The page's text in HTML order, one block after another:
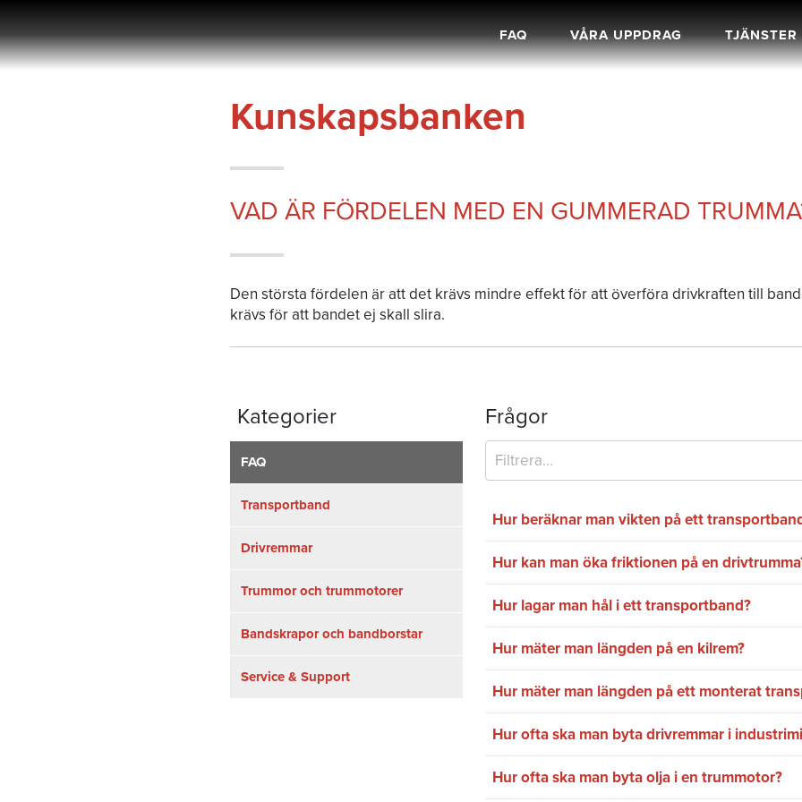
innehållet
FAQ VÅRA UPPDRAG TJÄNSTER
Kunskapsbanken
VAD ÄR FÖRDELEN MED EN GUMMERAD
Den största fördelen är att det krävs mindre effekt för att överföra drivkraften till
krävs för att bandet ej skall slira.
Kategorier
FAQ
Transportband
Drivremmar
Trummor och trummotorer
Bandskrapor och bandborstar
Service & Support
Frågor
Hur beräknar man vikten på ett
Hur kan man öka friktionen på en
Hur lagar man hål i ett transportband?
Hur mäter man längden på en kilrem?
Hur mäter man längden på ett monterat
Hur ofta ska man byta drivremmar i
Hur ofta ska man byta olja i en trummotor?